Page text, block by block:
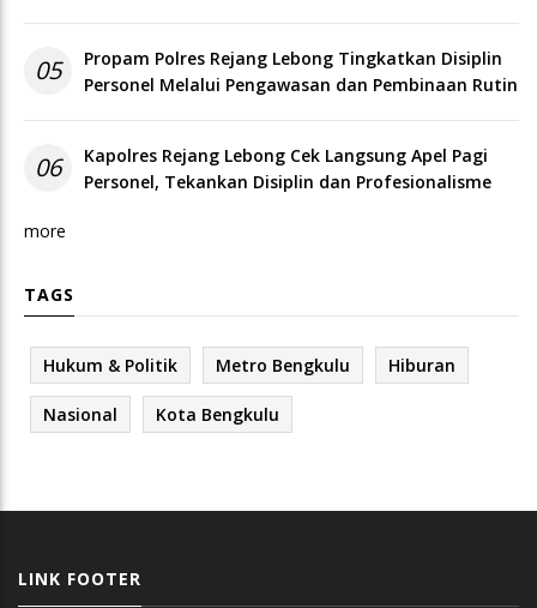
05
Propam Polres Rejang Lebong Tingkatkan Disiplin
Personel Melalui Pengawasan dan Pembinaan Rutin
06
Kapolres Rejang Lebong Cek Langsung Apel Pagi
Personel, Tekankan Disiplin dan Profesionalisme
more
TAGS
Hukum & Politik Metro Bengkulu Hiburan
Nasional Kota Bengkulu
LINK FOOTER